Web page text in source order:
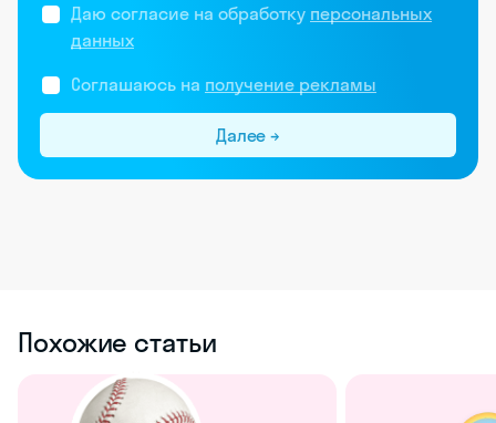
Даю согласие на обработку персональных
данных
Соглашаюсь на получение рекламы
Далее →
Похожие статьи